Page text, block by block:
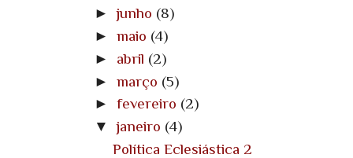
►junho (8)
► maio (4)
► abril (2)
► março (5)
► fevereiro (2)
▼janeiro (4)
Política Eclesiástica 2